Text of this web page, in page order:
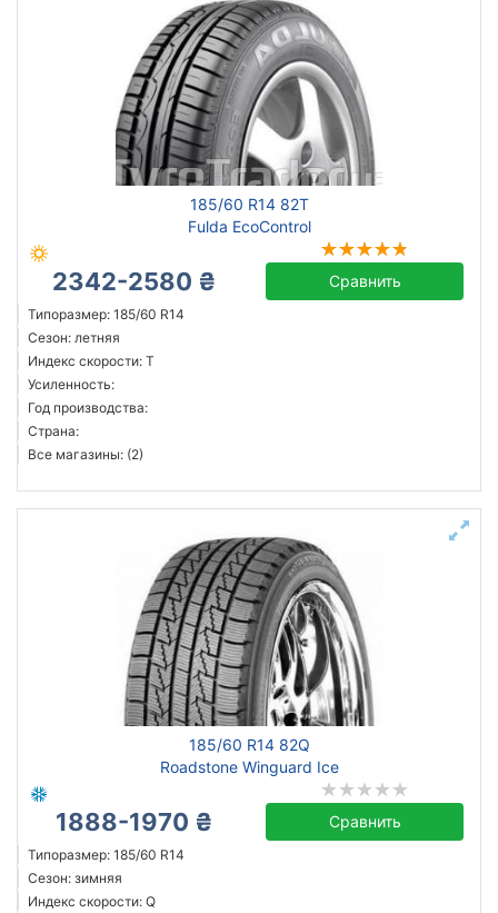
185/60 R14 82T
Fulda EcoControl
2342-2580 ₴ Сравнить
Типоразмер: 185/60 R14
Сезон: летняя
Индекс скорости: T
Усиленность:
Год производства:
Страна:
Все магазины: (2)
185/60 R14 82Q
Roadstone Winguard Ice
1888-1970 ₴ Сравнить
Типоразмер: 185/60 R14
Сезон: зимняя
Индекс скорости: Q